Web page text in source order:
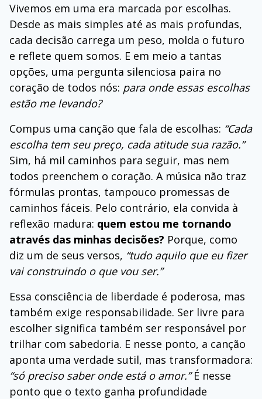
Vivemos em uma era marcada por escolhas.
Desde as mais simples até as mais profundas,
cada decisão carrega um peso, molda o futuro
e reflete quem somos. E em meio a tantas
opções, uma pergunta silenciosa paira no
coração de todos nós: para onde essas escolhas
estão me levando?
Compus uma canção que fala de escolhas: “Cada
escolha tem seu preço, cada atitude sua razão.”
Sim, há mil caminhos para seguir, mas nem
todos preenchem o coração. A música não traz
fórmulas prontas, tampouco promessas de
caminhos fáceis. Pelo contrário, ela convida à
reflexão madura: quem estou me tornando
através das minhas decisões? Porque, como
diz um de seus versos, “tudo aquilo que eu fizer
vai construindo o que vou ser.”
Essa consciência de liberdade é poderosa, mas
também exige responsabilidade. Ser livre para
escolher significa também ser responsável por
trilhar com sabedoria. E nesse ponto, a canção
aponta uma verdade sutil, mas transformadora:
“só preciso saber onde está o amor.”É nesse
ponto que o texto ganha profundidade